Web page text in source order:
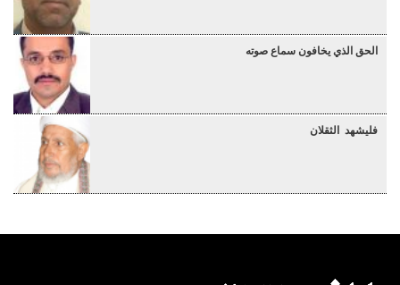
الحق الذي يخافون سماع صوته
فليشهد الثقلان